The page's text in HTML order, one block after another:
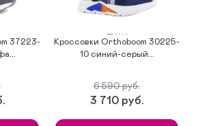
37223-
Кроссовки Orthoboom 30225-
10 синий-серый...
6 590 руб.
3 710 руб.